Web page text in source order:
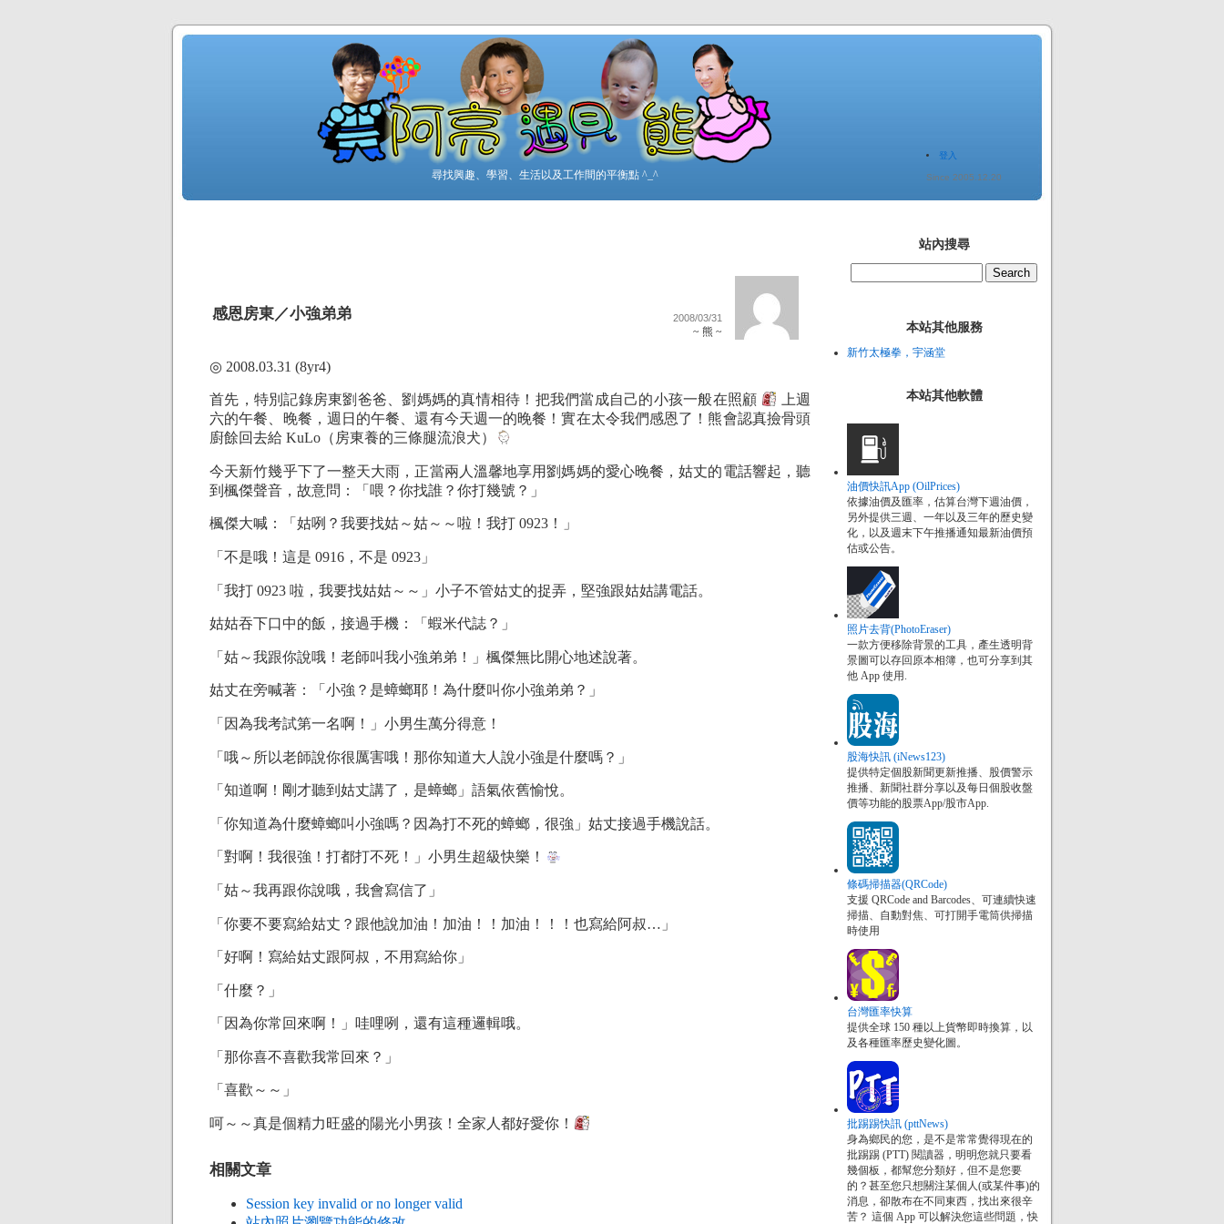
尋找興趣、學習、生活以及工作間的平衡點 ^_^
登入
Since 2005.12.20
感恩房東／小強弟弟 2008/03/31
~ 熊 ~
◎ 2008.03.31 (8yr4)
首先，特別記錄房東劉爸爸、劉媽媽的真情相待！把我們當成自己的小孩一般在照顧
上週
六的午餐、晚餐，週日的午餐、還有今天週一的晚餐！實在太令我們感恩了！熊會認真撿骨頭
廚餘回去給 KuLo（房東養的三條腿流浪犬）
今天新竹幾乎下了一整天大雨，正當兩人溫馨地享用劉媽媽的愛心晚餐，姑丈的電話響起，聽
到楓傑聲音，故意問：「喂？你找誰？你打幾號？」
楓傑大喊：「姑咧？我要找姑～姑～～啦！我打 0923！」
「不是哦！這是 0916，不是 0923」
「我打 0923 啦，我要找姑姑～～」小子不管姑丈的捉弄，堅強跟姑姑講電話。
姑姑吞下口中的飯，接過手機：「蝦米代誌？」
「姑～我跟你說哦！老師叫我小強弟弟！」楓傑無比開心地述說著。
姑丈在旁喊著：「小強？是蟑螂耶！為什麼叫你小強弟弟？」
「因為我考試第一名啊！」小男生萬分得意！
「哦～所以老師說你很厲害哦！那你知道大人說小強是什麼嗎？」
「知道啊！剛才聽到姑丈講了，是蟑螂」語氣依舊愉悅。
「你知道為什麼蟑螂叫小強嗎？因為打不死的蟑螂，很強」姑丈接過手機說話。
「對啊！我很強！打都打不死！」小男生超級快樂！
「姑～我再跟你說哦，我會寫信了」
「你要不要寫給姑丈？跟他說加油！加油！！加油！！！也寫給阿叔…」
「好啊！寫給姑丈跟阿叔，不用寫給你」
「什麼？」
「因為你常回來啊！」哇哩咧，還有這種邏輯哦。
「那你喜不喜歡我常回來？」
「喜歡～～」
呵～～真是個精力旺盛的陽光小男孩！全家人都好愛你！
相關文章
Session key invalid or no longer valid
站內搜尋
本站其他服務
新竹太極拳，宇涵堂
本站其他軟體
油價快訊App (OilPrices)
依據油價及匯率，估算台灣下週油價，
另外提供三週、一年以及三年的歷史變
化，以及週末下午推播通知最新油價預
估或公告。
照片去背(PhotoEraser)
一款方便移除背景的工具，產生透明背
景圖可以存回原本相簿，也可分享到其
他 App 使用.
股海快訊 (iNews123)
提供特定個股新聞更新推播、股價警示
推播、新聞社群分享以及每日個股收盤
價等功能的股票App/股市App.
條碼掃描器(QRCode)
支援 QRCode and Barcodes、可連續快速
掃描、自動對焦、可打開手電筒供掃描
時使用
台灣匯率快算
提供全球 150 種以上貨幣即時換算，以
及各種匯率歷史變化圖。
批踢踢快訊 (pttNews)
身為鄉民的您，是不是常常覺得現在的
批踢踢 (PTT) 閱讀器，明明您就只要看
幾個板，都幫您分類好，但不是您要
的？甚至您只想關注某個人(或某件事)的
消息，卻散布在不同東西，找出來很辛
苦？ 這個 App 可以解決您這些問題，快